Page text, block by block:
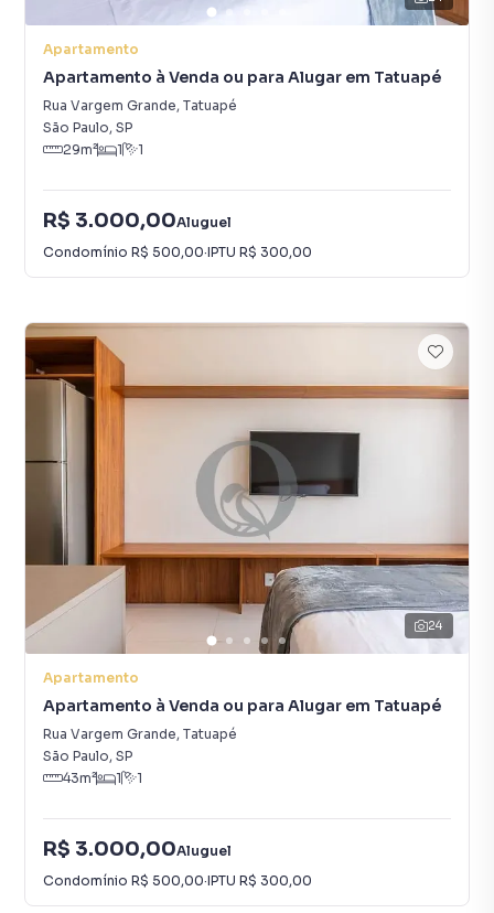
Apartamento
Apartamento à Venda ou para Alugar em Tatuapé
Rua Vargem Grande, Tatuapé
São Paulo, SP
29m² 1 1
R$ 3.000,00Aluguel
Condomínio R$ 500,00·IPTU R$ 300,00
24
Apartamento
Apartamento à Venda ou para Alugar em Tatuapé
Rua Vargem Grande, Tatuapé
São Paulo, SP
43m² 1 1
R$ 3.000,00Aluguel
Condomínio R$ 500,00·IPTU R$ 300,00